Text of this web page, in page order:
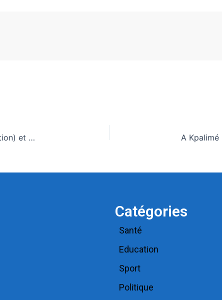
Bénin: Les grands titres du quotidien national (La Nation) et des journaux privés en kiosques ce mardi 19 Mai 2026
Catégories
Santé
Education
Sport
Politique